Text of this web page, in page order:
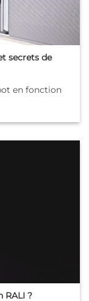
secrets de
en fonction
RALI ?